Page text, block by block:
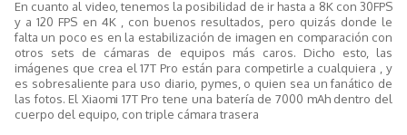
En cuanto al video, tenemos la posibilidad de ir hasta a 8K con 30FPS
y a 120 FPS en 4K , con buenos resultados, pero quizás donde le
falta un poco es en la estabilización de imagen en comparación con
otros sets de cámaras de equipos más caros. Dicho esto, las
imágenes que crea el 17T Pro están para competirle a cualquiera , y
es sobresaliente para uso diario, pymes, o quien sea un fanático de
las fotos. El Xiaomi 17T Pro tene una batería de 7000 mAh dentro del
cuerpo del equipo, con triple cámara trasera